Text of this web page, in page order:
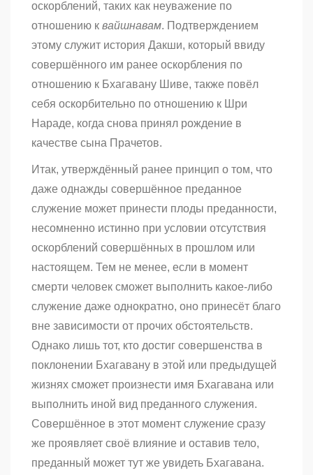
оскорблений, таких как неуважение по
отношению к вайшнавам. Подтверждением
этому служит история Дакши, который ввиду
совершённого им ранее оскорбления по
отношению к Бхагавану Шиве, также повёл
себя оскорбительно по отношению к Шри
Нараде, когда снова принял рождение в
качестве сына Прачетов.
Итак, утверждённый ранее принцип о том, что
даже однажды совершённое преданное
служение может принести плоды преданности,
несомненно истинно при условии отсутствия
оскорблений совершённых в прошлом или
настоящем. Тем не менее, если в момент
смерти человек сможет выполнить какое-либо
служение даже однократно, оно принесёт благо
вне зависимости от прочих обстоятельств.
Однако лишь тот, кто достиг совершенства в
поклонении Бхагавану в этой или предыдущей
жизнях сможет произнести имя Бхагавана или
выполнить иной вид преданного служения.
Совершённое в этот момент служение сразу
же проявляет своё влияние и оставив тело,
преданный может тут же увидеть Бхагавана.